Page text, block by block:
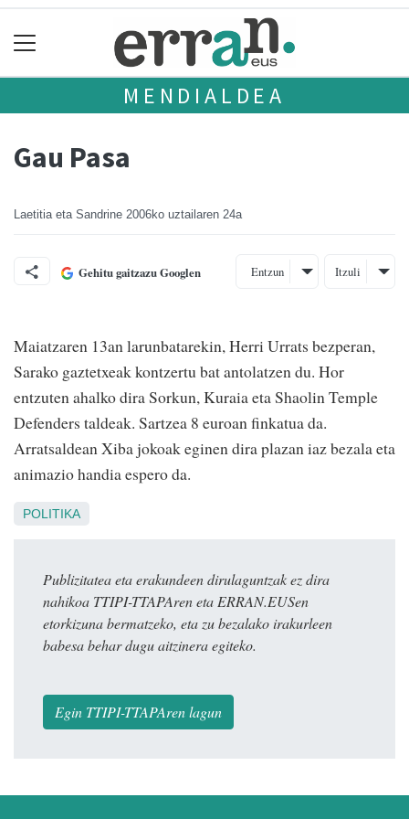
MENDIALDEA
Gau Pasa
Laetitia eta Sandrine 2006ko uztailaren 24a
Gehitu gaitzazu Googlen Entzun Itzuli
Maiatzaren 13an larunbatarekin, Herri Urrats bezperan,
Sarako gaztetxeak kontzertu bat antolatzen du. Hor
entzuten ahalko dira Sorkun, Kuraia eta Shaolin Temple
Defenders taldeak. Sartzea 8 euroan finkatua da.
Arratsaldean Xiba jokoak eginen dira plazan iaz bezala eta
animazio handia espero da.
POLITIKA
Publizitatea eta erakundeen dirulaguntzak ez dira
nahikoa TTIPI-TTAPAren eta ERRAN.EUSen
etorkizuna bermatzeko, eta zu bezalako irakurleen
babesa behar dugu aitzinera egiteko.
Egin TTIPI-TTAPAren lagun